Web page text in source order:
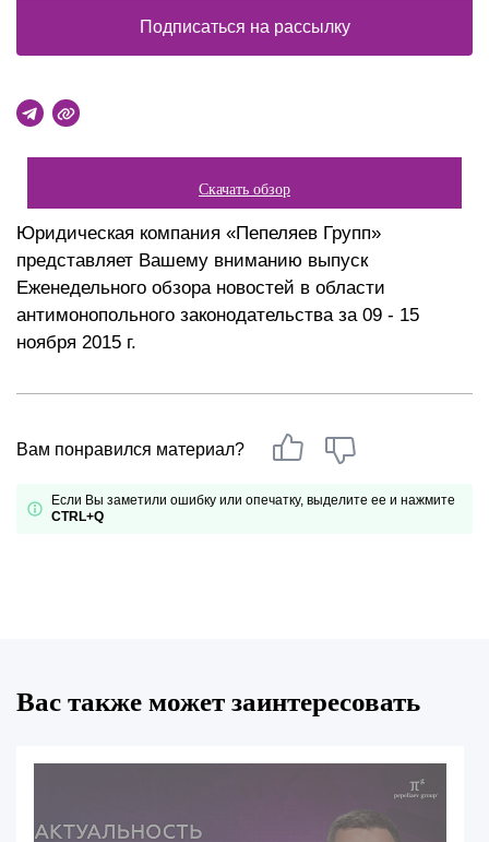
Скачать обзор
Юридическая компания «Пепеляев Групп»
представляет Вашему вниманию выпуск
Еженедельного обзора новостей в области
антимонопольного законодательства за 09 - 15
ноября 2015 г.
Вам понравился материал?
Если Вы заметили ошибку или опечатку, выделите ее и нажмите
CTRL+Q
Подписаться на рассылку
Вас также может заинтересовать